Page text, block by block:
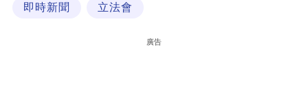
即時新聞 立法會
廣告